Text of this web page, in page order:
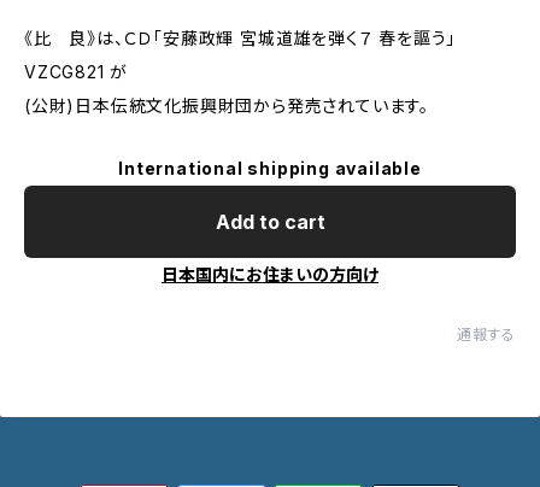
《比 良》は、ＣＤ「安藤政輝 宮城道雄を弾く７ 春を謳う」
VZCG821 が
(公財)日本伝統文化振興財団から発売されています。
International shipping available
Add to cart
日本国内にお住まいの方向け
通報する